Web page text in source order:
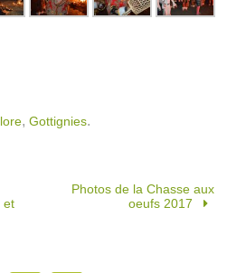
,Gottignies.
et
Photos de la Chasse aux
oeufs 2017